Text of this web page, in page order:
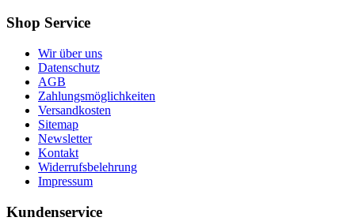
Shop Service
Wir über uns
Datenschutz
AGB
Zahlungsmöglichkeiten
Versandkosten
Sitemap
Newsletter
Kontakt
Widerrufsbelehrung
Impressum
Kundenservice